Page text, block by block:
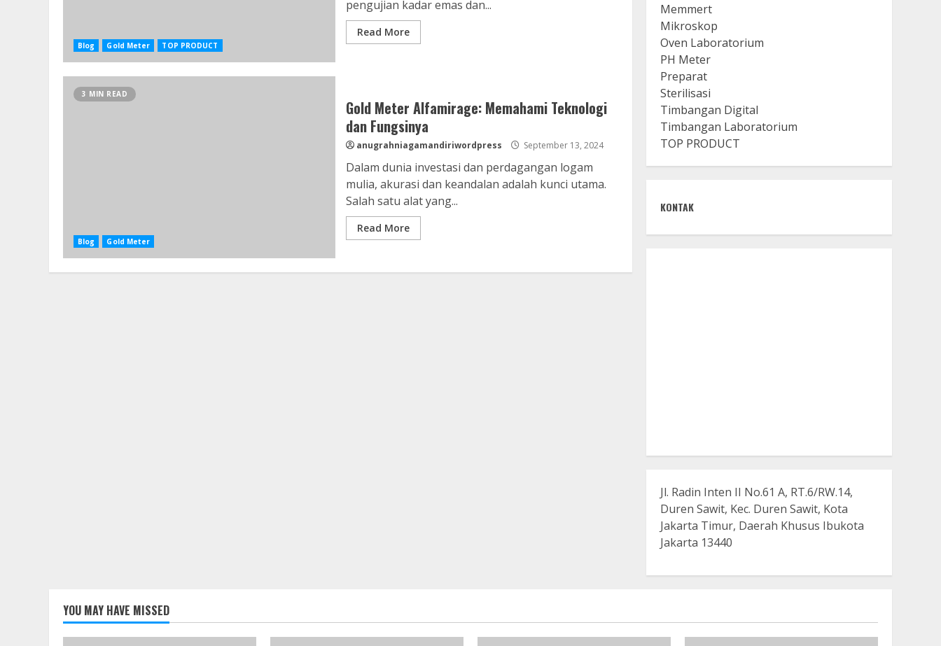
Blog Gold Meter TOP PRODUCT
pengujian kadar emas dan...
Read More
3 MIN READ
Blog Gold Meter
Gold Meter Alfamirage: Memahami Teknologi
dan Fungsinya
anugrahniagamandiriwordpress September 13, 2024
Dalam dunia investasi dan perdagangan logam
mulia, akurasi dan keandalan adalah kunci utama.
Salah satu alat yang...
Read More
Memmert
Mikroskop
Oven Laboratorium
PH Meter
Preparat
Sterilisasi
Timbangan Digital
Timbangan Laboratorium
TOP PRODUCT
KONTAK
Jl. Radin Inten II No.61 A, RT.6/RW.14,
Duren Sawit, Kec. Duren Sawit, Kota
Jakarta Timur, Daerah Khusus Ibukota
Jakarta 13440
YOU MAY HAVE MISSED